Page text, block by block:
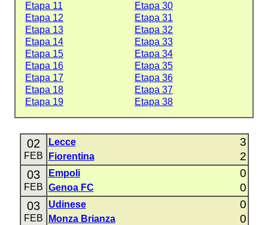
Etapa 11
Etapa 30
Etapa 12
Etapa 31
Etapa 13
Etapa 32
Etapa 14
Etapa 33
Etapa 15
Etapa 34
Etapa 16
Etapa 35
Etapa 17
Etapa 36
Etapa 18
Etapa 37
Etapa 19
Etapa 38
02
FEB
Lecce 3
Fiorentina 2
03
FEB
Empoli 0
Genoa FC 0
03
FEB
Udinese 0
Monza Brianza 0